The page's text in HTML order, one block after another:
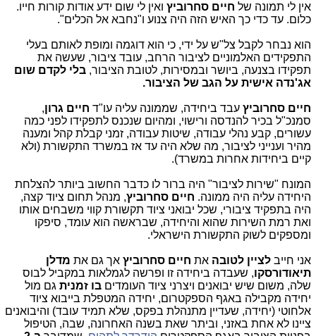
אין לי תמונה של חיים סחרוביץ ואין לי שום ידע אודות קורות חייו.
כלום. עד כדי כך האיש הזה היה צנוע ו"נחבא אל הכלים".
הוא נבחר לקבל צל"ש על ידי, כי הוא דוגמה ומופת לאותם בעלי
התפקידים האלמוניים לציבור הרחב, עובד ציבור, שעשה את
תפקידו בצנעה, ביושר ובמסירות, לטובת הציבור, בלי לקדם שום
אג'נדה אישית על הגב של הציבור.
חיים סחרוביץ עבד ביחידה, שממונה עליה עו"ד חיים גרון,
סמנכ"ל בכיר להנדסה ורישוי, ומהיום שנכנס לתפקידו לפני כמה
עשורים, קבע נהלי עבודה, שיטות עבודה, זמני קבלת קהל ומענה
מהיר וענייני לציבור, מה שלא היה עד אז במשרד התקשורת (ולא
קיים ביחידות אחרות במשרד).
המונח "שירות לציבור" היה ברור לו כדבר החשוב ביותר להצלחת
היחידה עליה היה ממונה. חיים סחרוביץ, מנהל תחום ציוד קצה,
היה בתפקיד ציבורי, שכל יבואני ציוד תקשורת קווי משבחים אותו
ואת רמת השירות שהוא והיחידה, שבראשה הוא עומד, סיפקו
ומספקים לשוק התקשורת הישראלי.
אני חייב לציין לטובה את חיים סחרוביץ אך גם את מדלן
תיאודורסקו, שעבדה ביחידה זו ופרשה לגמלאות במקביל לבוס
שלה, משום שיש יבואנים ויצרני ציוד העומדים בו זמנית גם מול
יחידה מקבילה באגף הספקטרום, יחידה המטפלת בייבוא ציוד
אלחוטי (יחידה, שעדיין מתנהלת בפקס, שלא תמיד עובד) והיבואנים
ציינו לא אחת באזני, וביתר שאת בשנה האחרונה, שבה, הטיפול